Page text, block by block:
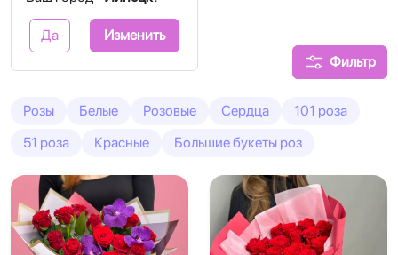
Да Изменить
Красные розы
Фильтр
Розы Белые Розовые Сердца
101 роза
51 роза
Красные Большие букеты роз